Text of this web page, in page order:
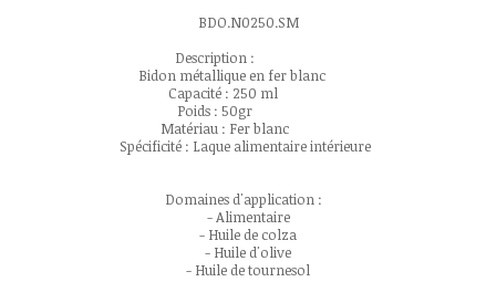
BDO.N0250.SM
Description :
Bidon métallique en fer blanc
Capacité : 250 ml
Poids : 50gr
Matériau : Fer blanc
Spécificité : Laque alimentaire intérieure
Domaines d'application :
- Alimentaire
- Huile de colza
- Huile d'olive
- Huile de tournesol